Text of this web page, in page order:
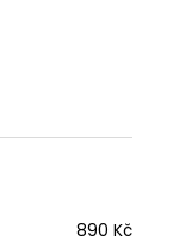
890 Kč